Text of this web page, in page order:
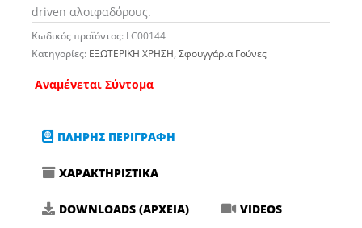
driven αλοιφαδόρους.
Κωδικός προϊόντος: LC00144
Κατηγορίες: ΕΞΩΤΕΡΙΚΗ ΧΡΗΣΗ,Σφουγγάρια Γούνες
Αναμένεται Σύντομα
ΠΛΗΡΗΣ ΠΕΡΙΓΡΑΦΗ
ΧΑΡΑΚΤΗΡΙΣΤΙΚΑ
DOWNLOADS (ΑΡΧΕΙΑ) VIDEOS